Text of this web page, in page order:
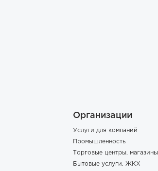
Организации
Услуги для компаний
Промышленность
Торговые центры, магазины
Бытовые услуги, ЖКХ